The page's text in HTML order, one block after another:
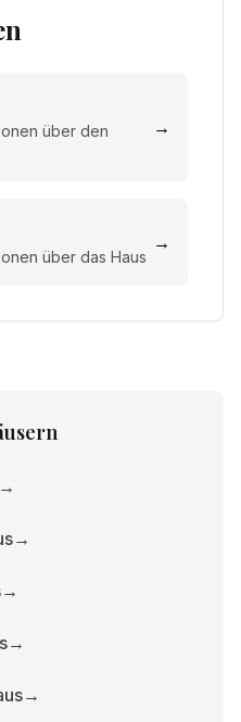
über den
→
über das Haus
→
→
→
→
→
→